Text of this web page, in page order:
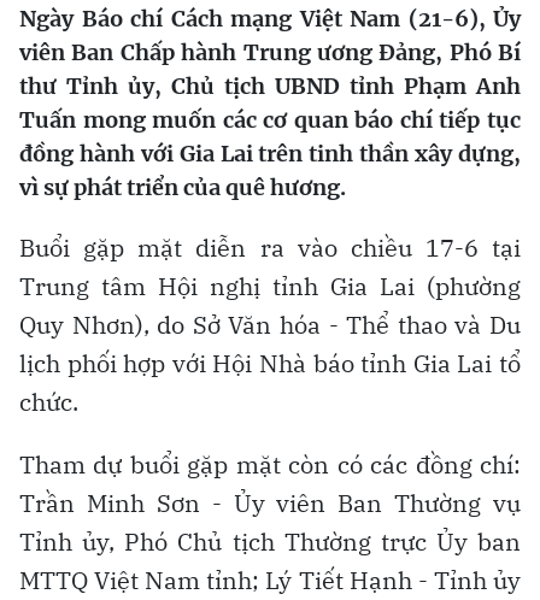
Ngày Báo chí Cách mạng Việt Nam (21-6), Ủy
viên Ban Chấp hành Trung ương Đảng, Phó Bí
thư Tỉnh ủy, Chủ tịch UBND tỉnh Phạm Anh
Tuấn mong muốn các cơ quan báo chí tiếp tục
đồng hành với Gia Lai trên tinh thần xây dựng,
vì sự phát triển của quê hương.
Buổi gặp mặt diễn ra vào chiều 17-6 tại
Trung tâm Hội nghị tỉnh Gia Lai (phường
Quy Nhơn), do Sở Văn hóa - Thể thao và Du
lịch phối hợp với Hội Nhà báo tỉnh Gia Lai tổ
chức.
Tham dự buổi gặp mặt còn có các đồng chí:
Trần Minh Sơn - Ủy viên Ban Thường vụ
Tỉnh ủy, Phó Chủ tịch Thường trực Ủy ban
MTTQ Việt Nam tỉnh; Lý Tiết Hạnh - Tỉnh ủy